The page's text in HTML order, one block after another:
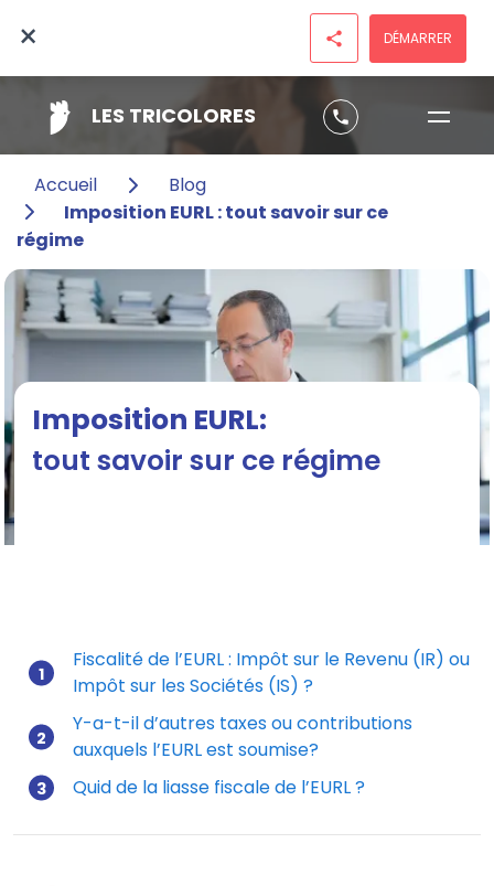
LES TRICOLORES phone
× share DÉMARRER
Accueil
Blog
Imposition EURL : tout savoir sur ce
régime
Imposition EURL:
tout savoir sur ce régime
Mis à jour le 17/11/2025
Fiscalité de l’EURL : Impôt sur le Revenu (IR) ou
Impôt sur les Sociétés (IS) ?
Y-a-t-il d’autres taxes ou contributions
auxquels l’EURL est soumise?
Quid de la liasse fiscale de l’EURL ?